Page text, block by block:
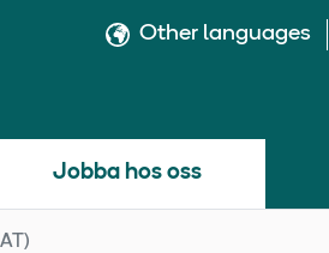
Other languages
Jobba hos oss